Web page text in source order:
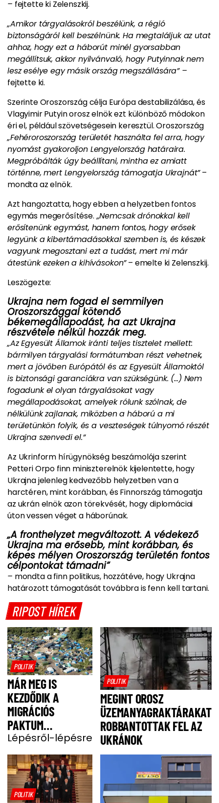
– fejtette ki Zelenszkij.
„Amikor tárgyalásokról beszélünk, a régió
biztonságáról kell beszélnünk. Ha megtaláljuk az utat
ahhoz, hogy ezt a háborút minél gyorsabban
megállítsuk, akkor nyilvánvaló, hogy Putyinnak nem
lesz esélye egy másik ország megszállására” –
fejtette ki.
Szerinte Oroszország célja Európa destabilizálása, és
Vlagyimir Putyin orosz elnök ezt különböző módokon
éri el, például szövetségesein keresztül. Oroszország
„Fehéroroszország területét használta fel arra, hogy
nyomást gyakoroljon Lengyelország határaira.
Megpróbálták úgy beállítani, mintha ez amiatt
történne, mert Lengyelország támogatja Ukrajnát”–
mondta az elnök.
Azt hangoztatta, hogy ebben a helyzetben fontos
egymás megerősítése. „Nemcsak drónokkal kell
erősítenünk egymást, hanem fontos, hogy erősek
legyünk a kiber­támadásokkal szemben is, és készek
vagyunk megosztani ezt a tudást, mert mi már
átestünk ezeken a kihívásokon”– emelte ki Zelenszkij.
Leszögezte:
Ukrajna nem fogad el semmilyen
Oroszországgal kötendő
békemegállapodást, ha azt Ukrajna
részvétele nélkül hozzák meg.
„Az Egyesült Államok iránti teljes tisztelet mellett:
bármilyen tárgyalási formátumban részt vehetnek,
mert a jövőben Európától és az Egyesült Államoktól
is biztonsági garanciákra van szükségünk. (…) Nem
fogadunk el olyan tárgyalásokat vagy
megállapodásokat, amelyek rólunk szólnak, de
nélkülünk zajlanak, miközben a háború a mi
területünkön folyik, és a veszteségek túlnyomó részét
Ukrajna szenvedi el.”
Az Ukrinform hírügynökség beszámolója szerint
Petteri Orpo finn miniszterelnök kijelentette, hogy
Ukrajna jelenleg kedvezőbb helyzetben van a
harctéren, mint korábban, és Finnország támogatja
az ukrán elnök azon törekvését, hogy diplomáciai
úton vessen véget a háborúnak.
„A fronthelyzet megváltozott. A védekező
Ukrajna ma erősebb, mint korábban, és
képes mélyen Oroszország területén fontos
célpontokat támadni”
– mondta a finn politikus, hozzátéve, hogy Ukrajna
határozott támogatását továbbra is fenn kell tartani.
RIPOST HÍREK
POLITIK
MÁR MEG IS
KEZDŐDIK A
MIGRÁCIÓS
PAKTUM
BEVEZETÉSE
Lépésről-lépésre
POLITIK
MEGINT OROSZ
ÜZEMANYAGRAKTÁRAKAT
ROBBANTOTTAK FEL AZ
UKRÁNOK
POLITIK